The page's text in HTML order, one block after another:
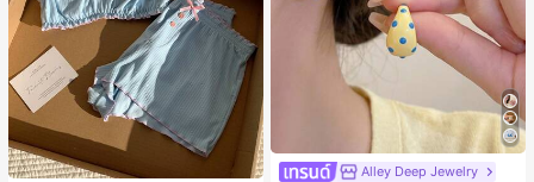
Alley Deep Jewelry
#1 ขายดี ใน โบโฮ ต่างหูผู้หญิง